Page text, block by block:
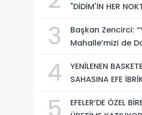
"DİDİM'İN HER
3
Başkan Zencirci:
Mahalle’mizi de
4
YENİLENEN
SAHASINA EFE
EFELER’DE ÖZEL